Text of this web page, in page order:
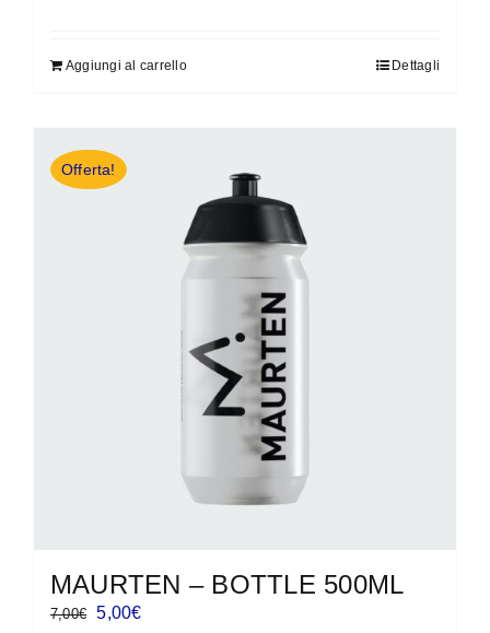
Aggiungi al carrello Dettagli
Offerta!
MAURTEN – BOTTLE 500ML
7,00€
Il
5,00€Il